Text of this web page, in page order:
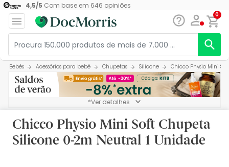
4,5/5 Com base em 646 opiniões
0
Bebés Acessórios para bebé Chupetas Silicone Chicco Physio Mini
*Ver detalhes
Chicco Physio Mini Soft Chupeta
Silicone 0-2m Neutral 1 Unidade